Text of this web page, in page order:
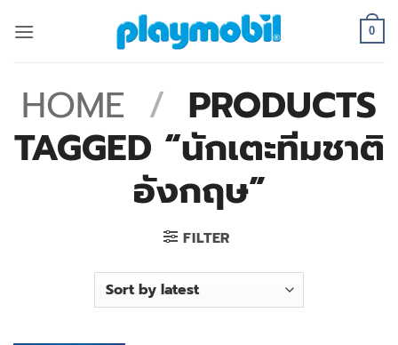
0
HOME / PRODUCTS
TAGGED “นักเตะทีมชาติ
อังกฤษ”
FILTER